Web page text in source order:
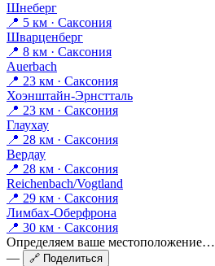
Шнеберг
📍 5 км · Саксония
Шварценберг
📍 8 км · Саксония
Auerbach
📍 23 км · Саксония
Хоэнштайн-Эрнстталь
📍 23 км · Саксония
Глаухау
📍 28 км · Саксония
Вердау
📍 28 км · Саксония
Reichenbach/Vogtland
📍 29 км · Саксония
Лимбах-Оберфрона
📍 30 км · Саксония
Определяем ваше местоположение…
—
🔗 Поделиться